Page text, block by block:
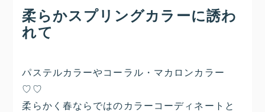
柔らかスプリングカラーに誘わ
れて
パステルカラーやコーラル・マカロンカラー
♡♡
柔らかく春ならではのカラーコーディネートと